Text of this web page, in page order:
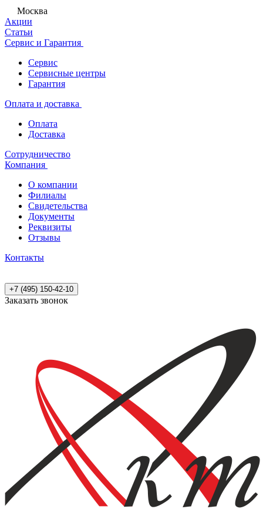
Москва
Акции
Статьи
Сервис и Гарантия
Сервис
Сервисные центры
Гарантия
Оплата и доставка
Оплата
Доставка
Сотрудничество
Компания
О компании
Филиалы
Свидетельства
Документы
Реквизиты
Отзывы
Контакты
+7 (495) 150-42-10
Заказать звонок